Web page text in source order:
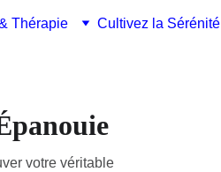
Thérapie
Cultivez la Sérénité
votre véritable